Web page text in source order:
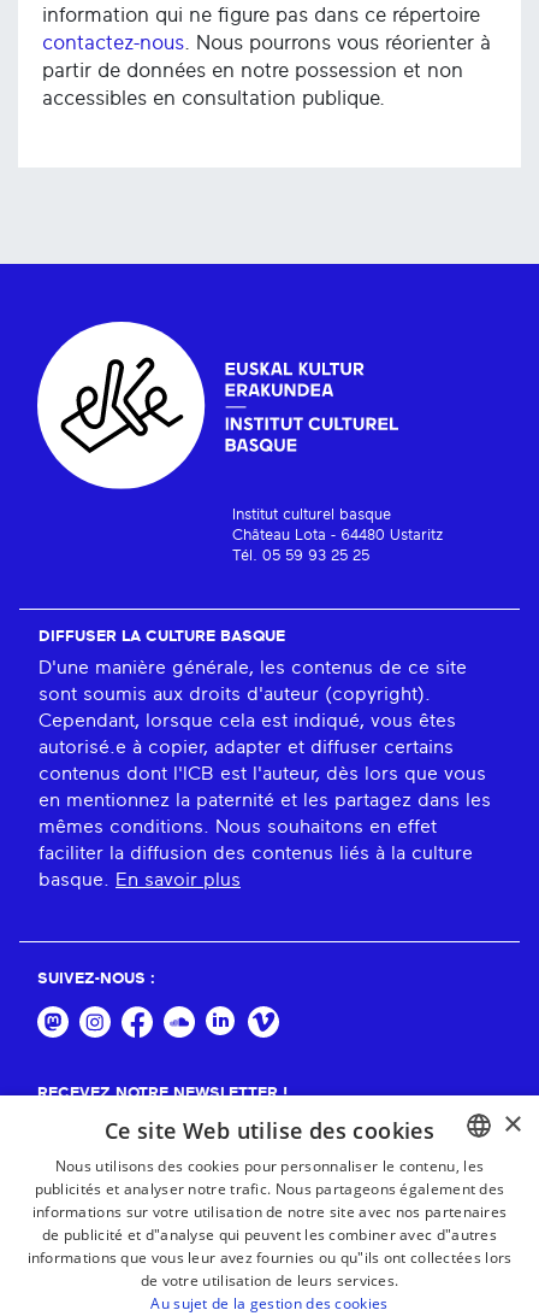
information qui ne figure pas dans ce répertoire
contactez-nous . Nous pourrons vous réorienter à
partir de données en notre possession et non
accessibles en consultation publique.
Institut culturel basque
Château Lota - 64480 Ustaritz
Tél. 05 59 93 25 25
DIFFUSER LA CULTURE BASQUE
D'une manière générale, les contenus de ce site
sont soumis aux droits d'auteur (copyright).
Cependant, lorsque cela est indiqué, vous êtes
autorisé.e à copier, adapter et diffuser certains
contenus dont l'ICB est l'auteur, dès lors que vous
en mentionnez la paternité et les partagez dans les
mêmes conditions. Nous souhaitons en effet
faciliter la diffusion des contenus liés à la culture
basque.
En savoir plus
SUIVEZ-NOUS :
RECEVEZ NOTRE NEWSLETTER !
BASQUE
FRENCH
×
Ce site Web utilise des cookies
Nous utilisons des cookies pour personnaliser le contenu, les
publicités et analyser notre trafic. Nous partageons également des
informations sur votre utilisation de notre site avec nos partenaires
de publicité et d"analyse qui peuvent les combiner avec d"autres
informations que vous leur avez fournies ou qu"ils ont collectées lors
de votre utilisation de leurs services.
Au sujet de la gestion des cookies